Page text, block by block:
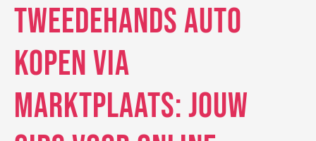
Tweedehands Auto
Kopen via
Marktplaats: Jouw